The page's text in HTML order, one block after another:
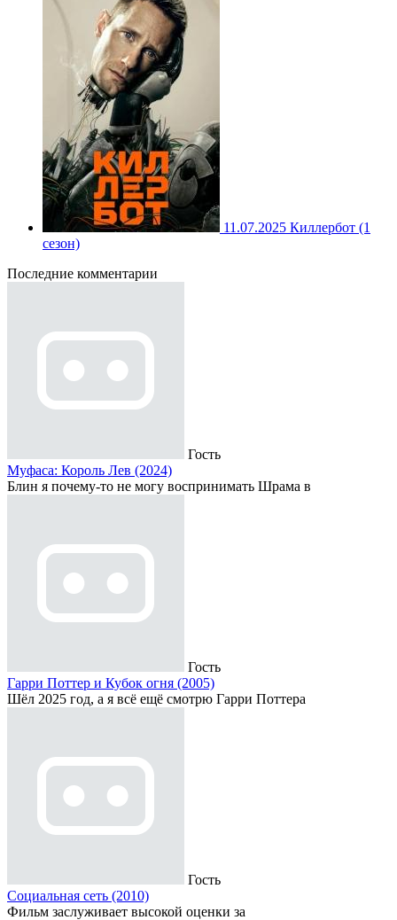
11.07.2025 Киллербот (1
сезон)
Последние комментарии
Гость
Муфаса: Король Лев (2024)
Блин я почему-то не могу воспринимать Шрама в
Гость
Гарри Поттер и Кубок огня (2005)
Шёл 2025 год, а я всё ещё смотрю Гарри Поттера
Гость
Социальная сеть (2010)
Фильм заслуживает высокой оценки за